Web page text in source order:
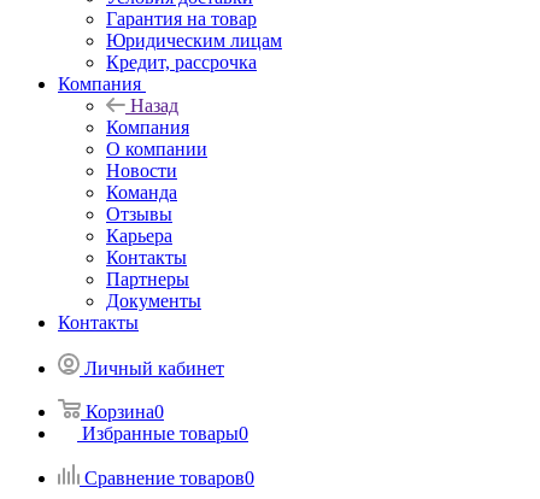
Гарантия на товар
Юридическим лицам
Кредит, рассрочка
Компания
Назад
Компания
О компании
Новости
Команда
Отзывы
Карьера
Контакты
Партнеры
Документы
Контакты
Личный кабинет
Корзина0
Избранные товары0
Сравнение товаров0